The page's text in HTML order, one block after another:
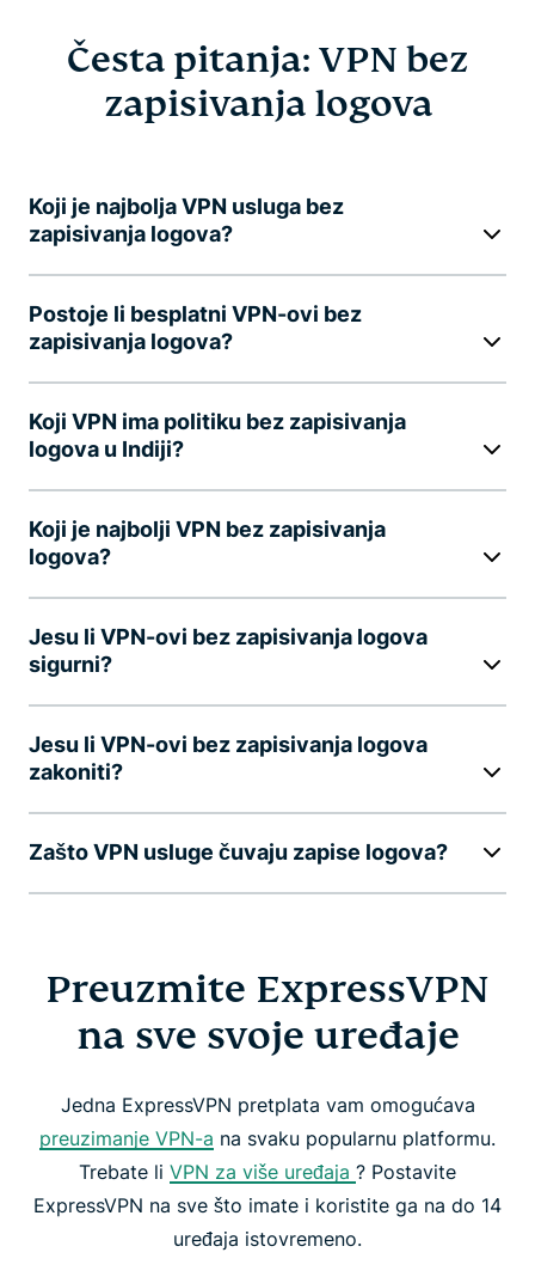
Česta pitanja: VPN bez
zapisivanja logova
Koji je najbolja VPN usluga bez
zapisivanja logova?
Postoje li besplatni VPN-ovi bez
zapisivanja logova?
Koji VPN ima politiku bez zapisivanja
logova u Indiji?
Koji je najbolji VPN bez zapisivanja
logova?
Jesu li VPN-ovi bez zapisivanja logova
sigurni?
Jesu li VPN-ovi bez zapisivanja logova
zakoniti?
Zašto VPN usluge čuvaju zapise logova?
Preuzmite ExpressVPN
na sve svoje uređaje
Jedna ExpressVPN pretplata vam omogućava
preuzimanje VPN-a na svaku popularnu platformu.
Trebate li VPN za više uređaja ? Postavite
ExpressVPN na sve što imate i koristite ga na do 14
uređaja istovremeno.